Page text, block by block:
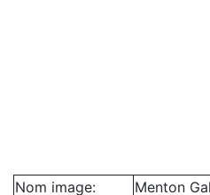
Nom image:
Menton